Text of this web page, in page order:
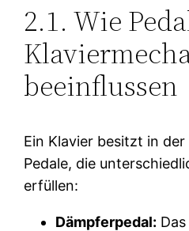
2.1. Wie
beeinflussen
Ein Klavier besitzt in
Pedale, die
erfüllen:
Dämpferpedal: